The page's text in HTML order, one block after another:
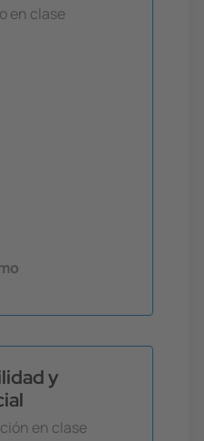
en clase
y
en clase